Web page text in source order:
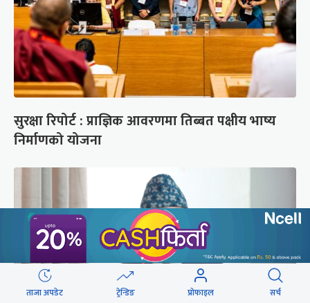
सुरक्षा रिपोर्ट : प्राज्ञिक आवरणमा तिब्बत पक्षीय भाष्य
निर्माणको योजना
ताजा अपडेट ट्रेन्डिङ प्रोफाइल सर्च